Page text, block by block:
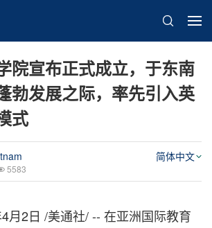
院宣布正式成立，于东南
勃发展之际，率先引入英
式
5583
简体中文
月2日 /美通社/ -- 在亚洲国际教育